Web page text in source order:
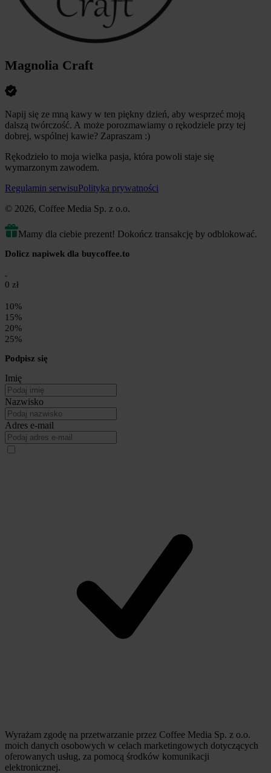
Magnolia Craft
Napij się ze mną kawy w ten piękny dzień, aby wesprzeć moją
dalszą twórczość. A może porozmawiamy o rękodziele przy tej
dobrej, wspólnej kawie? Zapraszam :)
Rękodzieło to moja wielka pasja, która powoli staje się
wymarzonym zawodem.
Regulamin serwisuPolityka prywatności
© 2026, Coffee Media Sp. z o.o.
Mamy dla ciebie prezent! Dokończ transakcję by odblokować.
Dolicz napiwek dla buycoffee.to
0 zł
10%
15%
20%
25%
Podpisz się
Imię
Nazwisko
Adres e-mail
Wyrażam zgodę na przetwarzanie przez Coffee Media Sp. z o.o.
moich danych osobowych w celach marketingowych dotyczących
oferowanych usług, za pomocą środków komunikacji
elektronicznej.